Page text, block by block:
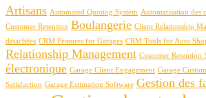
Artisans Automated Quoting System Automatisation des
Customer Retention Boulangerie Client Relationship
détachées CRM Features for Garages CRM Tools for Auto
Relationship Management Customer Retention
électronique Garage Client Engagement Garage
Satisfaction Garage Estimation Software Gestion des